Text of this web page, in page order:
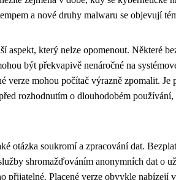
a nové druhy malwaru se objevují
aspekt, který nelze opomenout. Některé
být překvapivě nenáročné na
verze mohou počítač výrazně zpomalit. Je
rozhodnutím o dlouhodobém
otázka soukromí a zpracování dat.
shromažďováním anonymních dat o
přijatelné. Placené verze obvykle nabízejí